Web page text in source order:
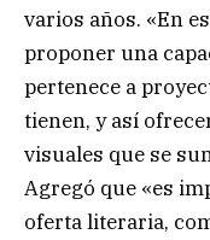
varios años. «En
proponer una
pertenece a
tienen, y así
visuales que se
Agregó que «es
oferta literaria,